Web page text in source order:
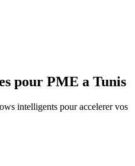
pour PME a Tunis
intelligents pour accelerer vos